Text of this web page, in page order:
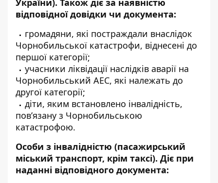
України). Також діє за наявністю
відповідної довідки чи документа:
громадяни, які постраждали внаслідок
Чорнобильської катастрофи, віднесені до
першої категорії;
учасники ліквідації наслідків аварії на
Чорнобильський АЕС, які належать до
другої категорії;
діти, яким встановлено інвалідність,
пов’язану з Чорнобильською
катастрофою.
Особи з інвалідністю (пасажирський
міський транспорт, крім таксі). Діє при
наданні відповідного документа: